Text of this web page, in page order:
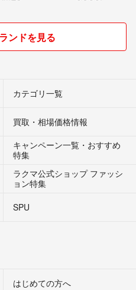
ンドを見る
カテゴリ一覧
買取・相場価格情報
キャンペーン一覧・おすすめ
特集
ラクマ公式ショップ ファッシ
ョン特集
SPU
はじめての方へ